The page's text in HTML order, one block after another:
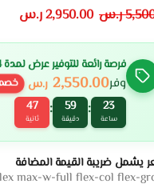
ر.س 2,950.00ر.س
فرصة رائعة للتوفير عرض لمدة 24 ساعة
وفر2,550.00 ر.س
23
ساعة :
59
دقيقة :
46
ثانية
يشمل ضريبة القيمة المضافة